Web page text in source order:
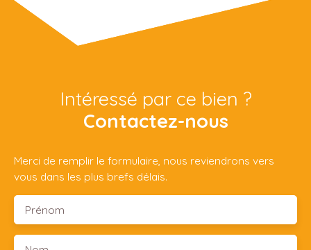
Intéressé par ce bien ?
Contactez-nous
Merci de remplir le formulaire, nous reviendrons vers
vous dans les plus brefs délais.
Prénom